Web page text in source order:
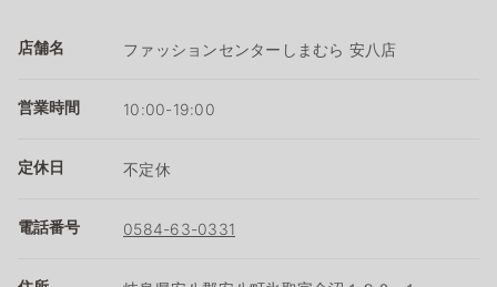
店舗名 ファッションセンターしまむら 安八店
営業時間 10:00-19:00
定休日 不定休
電話番号 0584-63-0331